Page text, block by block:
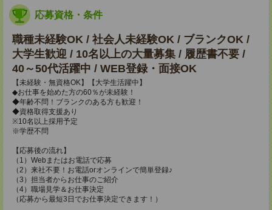
応募資格・条件
職種未経験OK / 社会人未経験OK / ブランクOK /
大学生歓迎 / 10名以上の大量募集 / 履歴書不要 /
40～50代活躍中 / WEB登録・面接OK
【未経験・無資格OK】【大学生活躍中】
◆お仕事を始めた方の60％が未経験！
◆年齢不問！ブランクのある方も歓迎！
◆資格取得支援あり
※10名以上採用予定
※学歴不問
【応募後の流れ】
（1）Webまたはお電話で応募
（2）来社不要！お電話orオンラインで簡単登録♪
（3）担当者からお仕事のご紹介
（4）職場見学＆お仕事決定
（応募から最短3日でお仕事決定できます！）